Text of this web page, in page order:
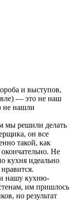
и выступов,
— это не наш
не нашли
мы решили делать
он все
такой, как
Не
кухня идеально
нашу кухню-
им пришлось
но результат